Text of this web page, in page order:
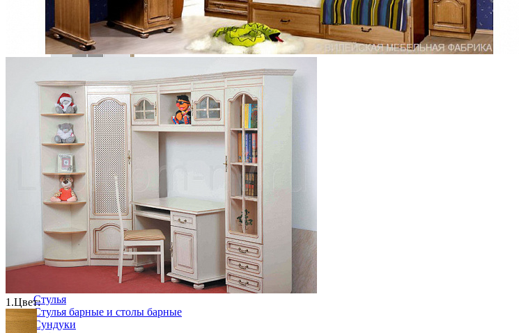
Шкаф Леонардо МН-026-09
91 486 ₽
Столовая
Буфеты и бары
Комоды для кухни
Лавки и скамьи
Полки и ящики
Столы кофейные и чайные
Столы обеденные
Столы квадратные из массива
Столы круглые из массива
Столы овальные из массива
Столы прямоугольные из массива
Стулья
Стулья барные и столы барные
Сундуки
1.Цвет: